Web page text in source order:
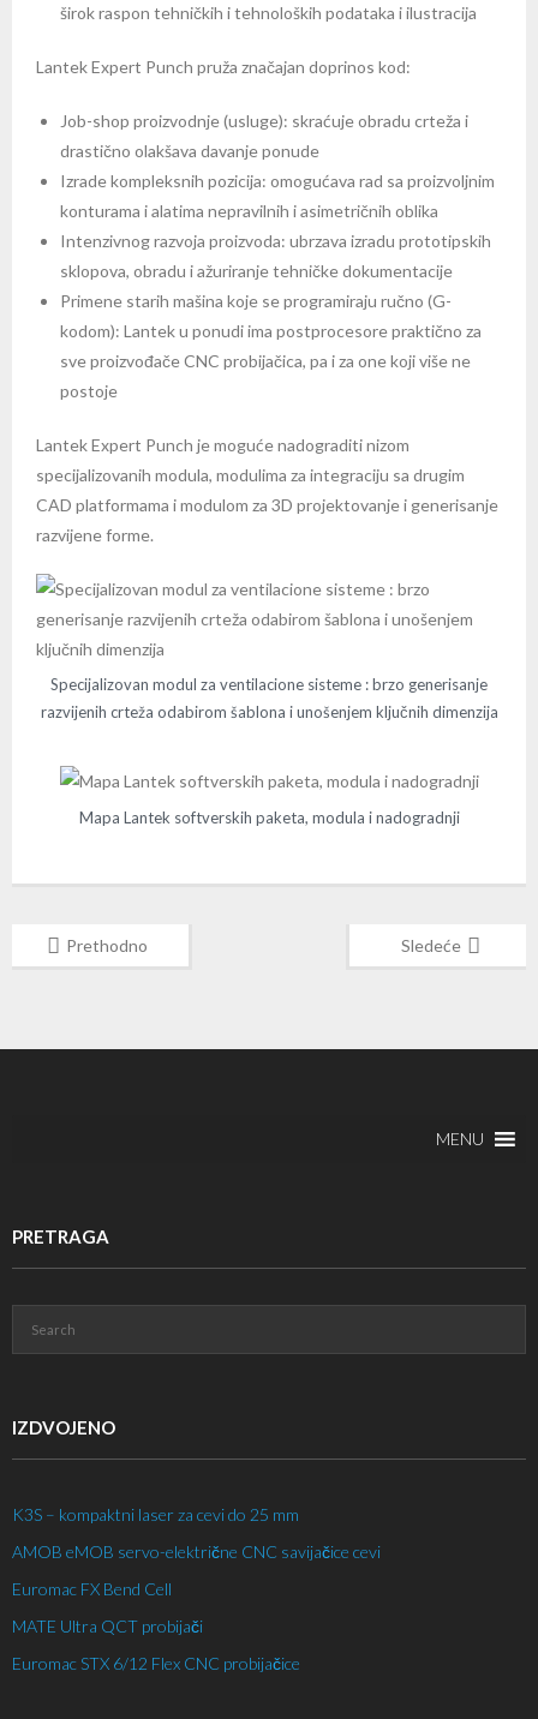
širok raspon tehničkih i tehnoloških podataka i ilustracija
Lantek Expert Punch pruža značajan doprinos kod:
Job-shop proizvodnje (usluge): skraćuje obradu crteža i
drastično olakšava davanje ponude
Izrade kompleksnih pozicija: omogućava rad sa proizvoljnim
konturama i alatima nepravilnih i asimetričnih oblika
Intenzivnog razvoja proizvoda: ubrzava izradu prototipskih
sklopova, obradu i ažuriranje tehničke dokumentacije
Primene starih mašina koje se programiraju ručno (G-
kodom): Lantek u ponudi ima postprocesore praktično za
sve proizvođače CNC probijačica, pa i za one koji više ne
postoje
Lantek Expert Punch je moguće nadograditi nizom
specijalizovanih modula, modulima za integraciju sa drugim
CAD platformama i modulom za 3D projektovanje i generisanje
razvijene forme.
Specijalizovan modul za ventilacione sisteme : brzo generisanje
razvijenih crteža odabirom šablona i unošenjem ključnih dimenzija
Mapa Lantek softverskih paketa, modula i nadogradnji
Prethodno Sledeće
MENU
PRETRAGA
IZDVOJENO
K3S – kompaktni laser za cevi do 25 mm
AMOB eMOB servo-električne CNC savijačice cevi
Euromac FX Bend Cell
MATE Ultra QCT probijači
Euromac STX 6/12 Flex CNC probijačice